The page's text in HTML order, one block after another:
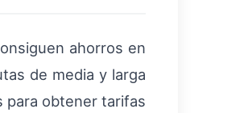
ahorros en
de media y larga
para obtener tarifas